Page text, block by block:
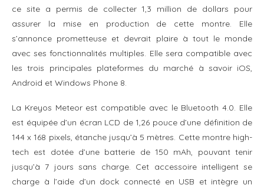
ce site a permis de collecter 1,3 million de dollars pour
assurer la mise en production de cette montre. Elle
s’annonce prometteuse et devrait plaire à tout le monde
avec ses fonctionnalités multiples. Elle sera compatible avec
les trois principales plateformes du marché à savoir iOS,
Android et Windows Phone 8.
La Kreyos Meteor est compatible avec le Bluetooth 4.0. Elle
est équipée d’un écran LCD de 1,26 pouce d’une définition de
144 x 168 pixels, étanche jusqu’à 5 mètres. Cette montre high-
tech est dotée d’une batterie de 150 mAh, pouvant tenir
jusqu’à 7 jours sans charge. Cet accessoire intelligent se
charge à l’aide d’un dock connecté en USB et intègre un